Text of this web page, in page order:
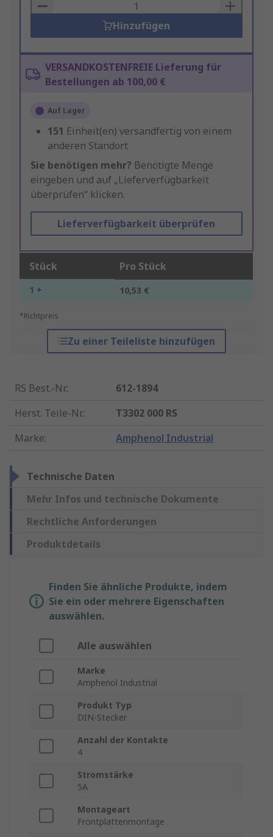
Basket
Hinzufügen
VERSANDKOSTENFREIE Lieferung für
Bestellungen ab 100,00 €
Auf Lager
151 Einheit(en) versandfertig von einem
anderen Standort
Sie benötigen mehr? Benötigte Menge
eingeben und auf „Lieferverfügbarkeit
überprüfen“ klicken.
Lieferverfügbarkeit überprüfen
Stück Pro Stück
1 + 10,53 €
*Richtpreis
Zu einer Teileliste hinzufügen
RS Best.-Nr.:
612-1894
Herst. Teile-Nr.:
T3302 000 RS
Marke: Amphenol Industrial
Technische Daten
Mehr Infos und technische Dokumente
Rechtliche Anforderungen
Produktdetails
Finden Sie ähnliche Produkte, indem
Sie ein oder mehrere Eigenschaften
auswählen.
Alle auswählen
Marke
Amphenol Industrial
Produkt Typ
DIN-Stecker
Anzahl der Kontakte
4
Stromstärke
5A
Montageart
Frontplattenmontage